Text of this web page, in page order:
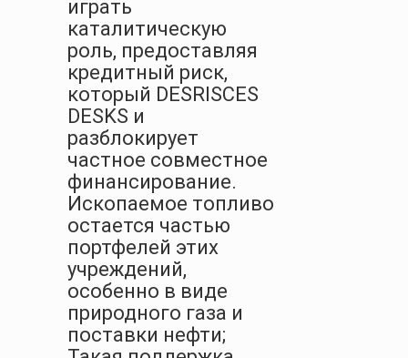
играть
каталитическую
роль, предоставляя
кредитный риск,
который DESRISCES
DESKS и
разблокирует
частное совместное
финансирование.
Ископаемое топливо
остается частью
портфелей этих
учреждений,
особенно в виде
природного газа и
поставки нефти;